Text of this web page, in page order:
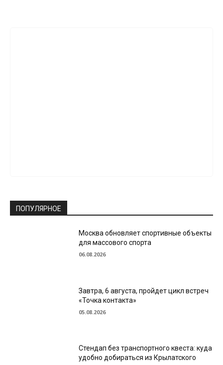
ПОПУЛЯРНОЕ
Москва обновляет спортивные объекты
для массового спорта
06.08.2026
Завтра, 6 августа, пройдет цикл встреч
«Точка контакта»
05.08.2026
Стендап без транспортного квеста: куда
удобно добираться из Крылатского